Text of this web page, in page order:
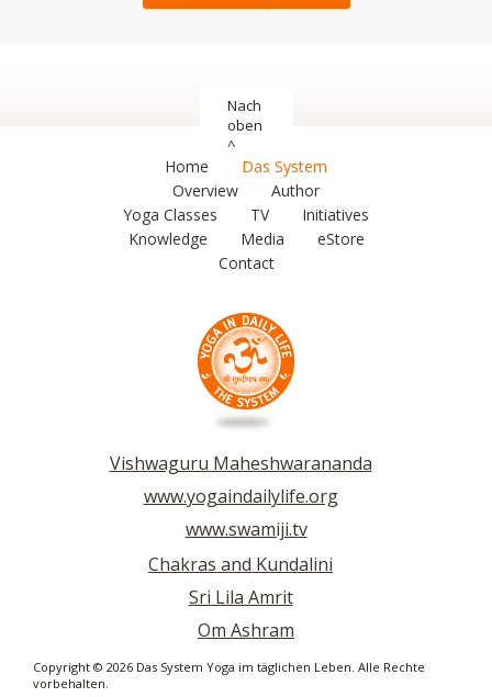
Nach
oben
^
Home
Das System
Overview
Author
Yoga Classes
TV
Initiatives
Knowledge
Media
eStore
Contact
Vishwaguru Maheshwarananda
www.yogaindailylife.org
www.swamiji.tv
Chakras and Kundalini
Sri Lila Amrit
Om Ashram
Copyright © 2026 Das System Yoga im täglichen Leben. Alle Rechte
vorbehalten.